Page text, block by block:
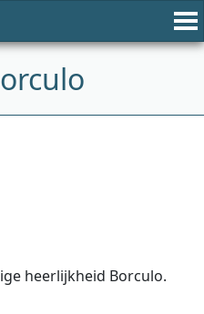
heerlijkheid Borculo.